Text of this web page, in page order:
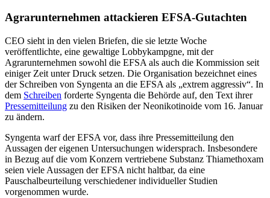
Agrarunternehmen attackieren EFSA-Gutachten
CEO sieht in den vielen Briefen, die sie letzte Woche
veröffentlichte, eine gewaltige Lobbykampgne, mit der
Agrarunternehmen sowohl die EFSA als auch die Kommission seit
einiger Zeit unter Druck setzen. Die Organisation bezeichnet eines
der Schreiben von Syngenta an die EFSA als „extrem aggressiv“. In
dem Schreiben forderte Syngenta die Behörde auf, den Text ihrer
Pressemitteilung zu den Risiken der Neonikotinoide vom 16. Januar
zu ändern.
Syngenta warf der EFSA vor, dass ihre Pressemitteilung den
Aussagen der eigenen Untersuchungen widersprach. Insbesondere
in Bezug auf die vom Konzern vertriebene Substanz Thiamethoxam
seien viele Aussagen der EFSA nicht haltbar, da eine
Pauschalbeurteilung verschiedener individueller Studien
vorgenommen wurde.